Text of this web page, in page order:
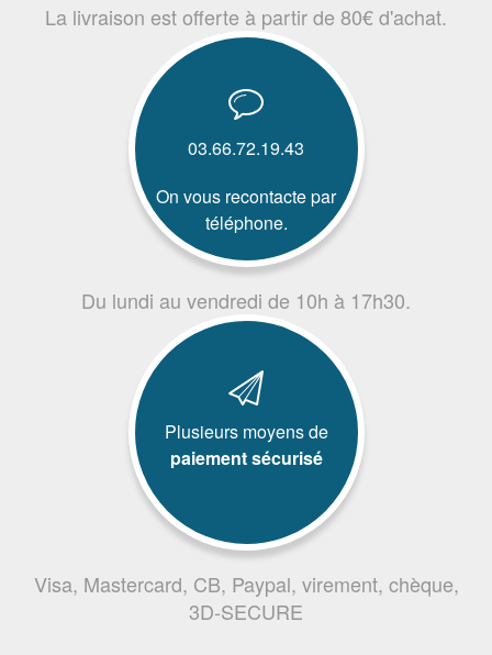
La livraison est offerte à partir de 80€ d'achat.
03.66.72.19.43
On vous recontacte par
téléphone.
Du lundi au vendredi de 10h à 17h30.
Plusieurs moyens de
paiement sécurisé
Visa, Mastercard, CB, Paypal, virement, chèque,
3D-SECURE